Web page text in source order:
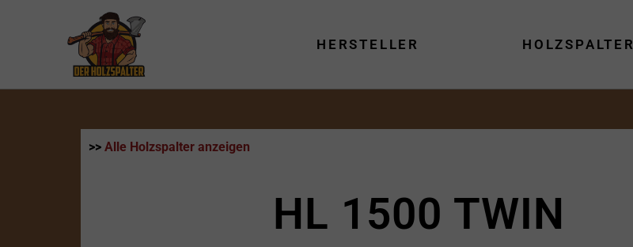
HERSTELLER HOLZSPALTER
>> Alle Holzspalter anzeigen
HL 1500 TWIN